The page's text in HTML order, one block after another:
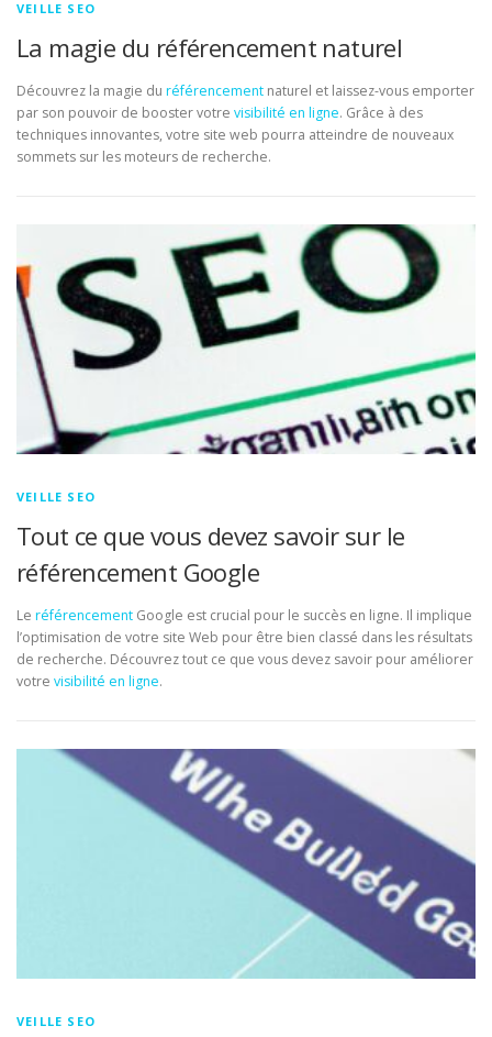
VEILLE SEO
La magie du référencement naturel
Découvrez la magie du référencement naturel et laissez-vous emporter
par son pouvoir de booster votre visibilité en ligne. Grâce à des
techniques innovantes, votre site web pourra atteindre de nouveaux
sommets sur les moteurs de recherche.
VEILLE SEO
Tout ce que vous devez savoir sur le
référencement Google
Le référencement Google est crucial pour le succès en ligne. Il implique
l’optimisation de votre site Web pour être bien classé dans les résultats
de recherche. Découvrez tout ce que vous devez savoir pour améliorer
votre visibilité en ligne.
VEILLE SEO